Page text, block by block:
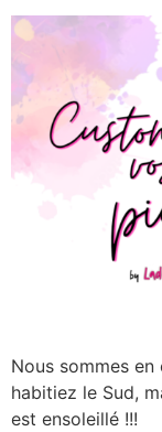
Nous sommes
habitiez le Sud,
est ensoleillé !!!